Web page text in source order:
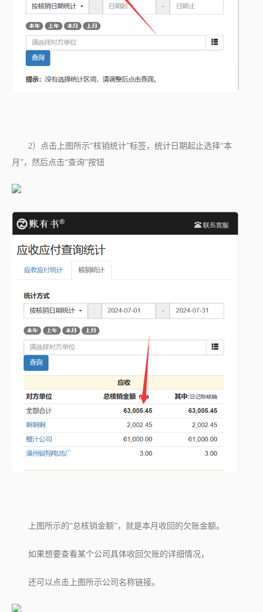
2）点击上图所示“核销统计”标签，统计日期起止选择“本
月”，然后点击“查询”按钮
上图所示的“总核销金额”，就是本月收回的欠账金额。
如果想要查看某个公司具体收回欠账的详细情况，
还可以点击上图所示公司名称链接。